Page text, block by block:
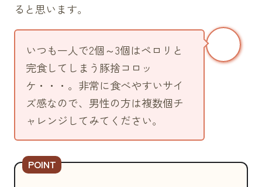
ると思います。
いつも一人で2個～3個はペロリと
完食してしまう豚捨コロッ
ケ・・・。非常に食べやすいサイ
ズ感なので、男性の方は複数個チ
ャレンジしてみてください。